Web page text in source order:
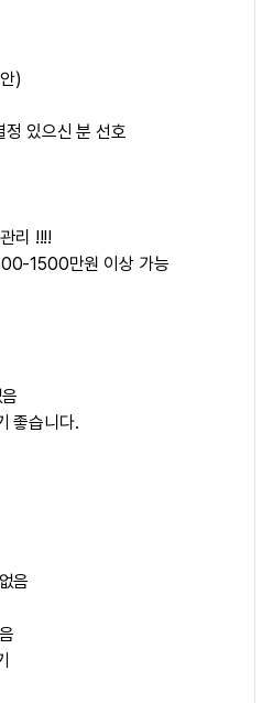
)
있으신 분 선호
리 !!!!
1500만원 이상 가능
좋습니다.
음